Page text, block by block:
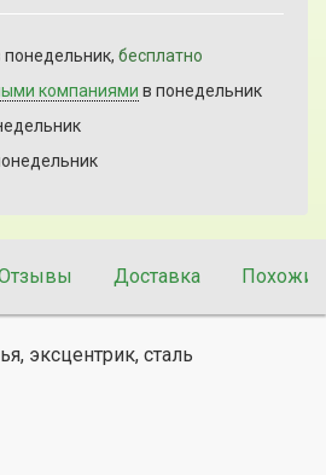
понедельник, бесплатно
компаниями в понедельник
Доставка
эксцентрик, сталь